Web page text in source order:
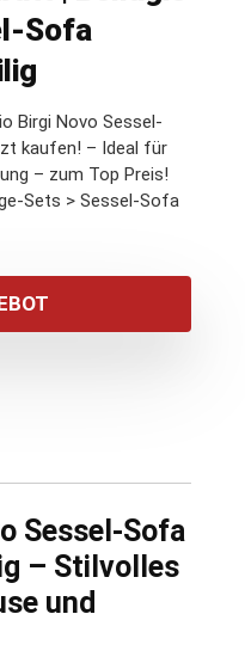
Sofa
Birgi Novo Sessel-
kaufen! – Ideal für
– zum Top Preis!
Sets > Sessel-Sofa
Sessel-Sofa
– Stilvolles
und